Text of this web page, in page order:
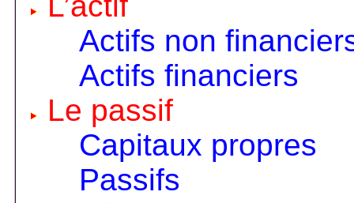
Actifs non
Actifs financiers
Le passif
Capitaux propres
Passifs